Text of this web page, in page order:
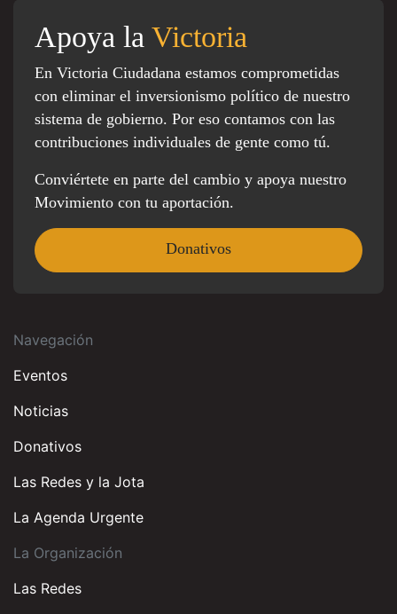
Apoya la Victoria
En Victoria Ciudadana estamos comprometidas
con eliminar el inversionismo político de nuestro
sistema de gobierno. Por eso contamos con las
contribuciones individuales de gente como tú.
Conviértete en parte del cambio y apoya nuestro
Movimiento con tu aportación.
Donativos
Navegación
Eventos
Noticias
Donativos
Las Redes y la Jota
La Agenda Urgente
La Organización
Las Redes